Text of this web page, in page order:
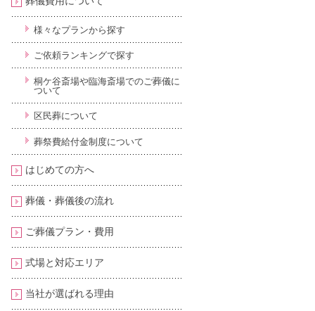
様々なプランから探す
ご依頼ランキングで探す
桐ケ谷斎場や臨海斎場でのご葬儀に
ついて
区民葬について
葬祭費給付金制度について
はじめての方へ
葬儀・葬儀後の流れ
ご葬儀プラン・費用
式場と対応エリア
当社が選ばれる理由